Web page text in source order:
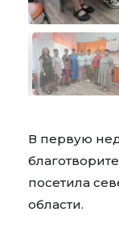
В первую
посетила
области.